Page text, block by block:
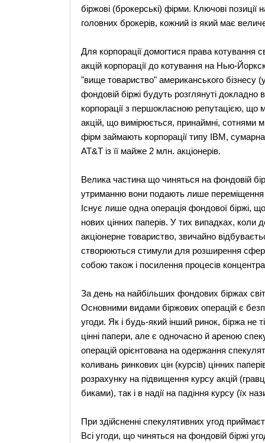
біржові (брокерські) фірми. Ключові
головних брокерів, кожний із який має
Для корпорації домогтися права котування
акцій корпорації до котування на Нью-
"вище товариство" американського бізнесу
фондовій біржі будуть розглянуті докладно
корпорації з першокласною репутацією, що
акцій, що вимірюється, принаймні, сотнями
фірм займають корпорації типу IBM,
AT&T із її майже 2 млн. акціонерів.
Велика частина що чиняться на фондовій
утриманню вони подають лише переміщення
Існує лише одна операція фондової біржі,
нових цінних паперів. У тих випадках,
акціонерне товариство, звичайно
створюються стимули для розширення
собою також і посилення процесів
За день на найбільших фондових біржах
Основними видами біржових операцій є
угоди. Як і будь-який інший ринок, біржа не
цінні папери, але є одночасно й ареною
операцій орієнтована на одержання
коливань ринкових цін (курсів) цінних
розрахунку на підвищення курсу акцій
биками), так і в надії на падіння курсу (їх
При здійсненні спекулятивних угод
Всі угоди, що чиняться на фондовій біржі